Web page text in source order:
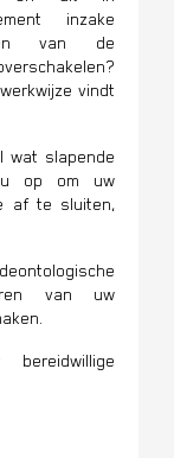
inzake
van de
vindt
wat slapende
u op om uw
af te sluiten,
van uw